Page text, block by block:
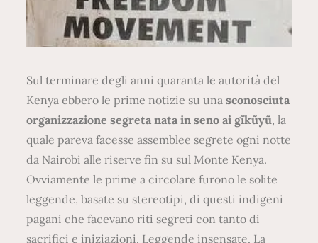
Sul terminare degli anni quaranta le autorità del
Kenya ebbero le prime notizie su unasconosciuta
organizzazione segreta nata in seno ai gĩkũyũ, la
quale pareva facesse assemblee segrete ogni notte
da Nairobi alle riserve fin su sul Monte Kenya.
Ovviamente le prime a circolare furono le solite
leggende, basate su stereotipi, di questi indigeni
pagani che facevano riti segreti con tanto di
sacrifici e iniziazioni. Leggende insensate. La